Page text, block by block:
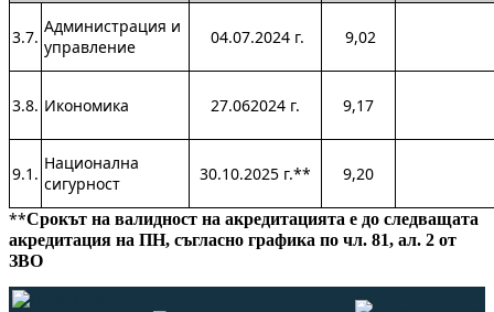
3.7.
Администрация и
управление
04.07.2024 г. 9,02
3.8. Икономика 27.062024 г. 9,17
9.1.
Национална
сигурност
30.10.2025 г.** 9,20
**Срокът на валидност на акредитацията е до следващата
акредитация на ПН, съгласно графика по чл. 81, ал. 2 от
ЗВО